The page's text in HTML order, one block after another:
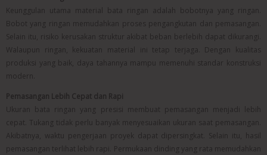
Keunggulan utama material bata ringan adalah bobotnya yang ringan.
Bobot yang ringan memudahkan proses pengangkutan dan pemasangan.
Selain itu, risiko kerusakan struktur akibat beban berlebih dapat dikurangi.
Walaupun ringan, kekuatan material ini tetap terjaga. Dengan kualitas
produksi yang baik, daya tahannya mampu memenuhi standar konstruksi
modern.
Pemasangan Lebih Cepat dan Rapi
Ukuran bata ringan yang presisi membuat pemasangan menjadi lebih
cepat. Tukang tidak perlu banyak menyesuaikan ukuran saat pemasangan.
Akibatnya, waktu pengerjaan proyek dapat dipersingkat. Selain itu, hasil
pemasangan terlihat lebih rapi. Permukaan dinding yang rata memudahkan